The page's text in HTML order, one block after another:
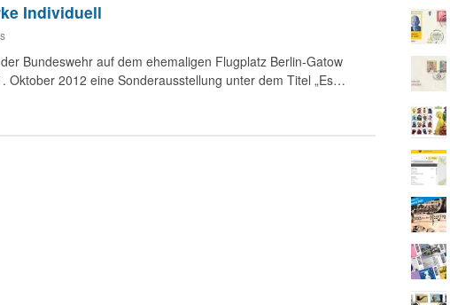
Individuell
Bundeswehr auf dem ehemaligen Flugplatz Berlin-Gatow
Oktober 2012 eine Sonderausstellung unter dem Titel „Es…